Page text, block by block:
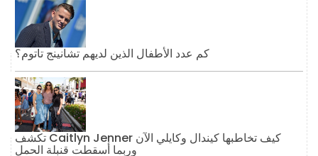
كم عدد الأطفال الذين لديهم تشانينج تاتوم؟
تكشف Caitlyn Jenner كيف تخاطبها كيندال وكايلي الآن
وربما أسقطت قنبلة الحمل